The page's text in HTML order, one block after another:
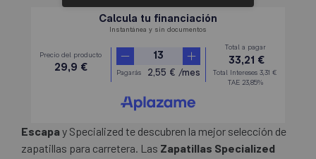
Escapay Specialized te descubren la mejor selección de
zapatillas para carretera. Las Zapatillas Specialized